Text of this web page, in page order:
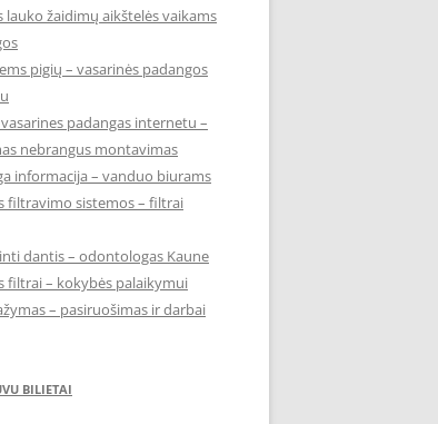
lauko žaidimų aikštelės vaikams
pigių – vasarinės padangos
padangas internetu –
nebrangus montavimas
informacija – vanduo biurams
filtravimo sistemos – filtrai
dantis – odontologas Kaune
filtrai – kokybės palaikymui
– pasiruošimas ir darbai
BILIETAI